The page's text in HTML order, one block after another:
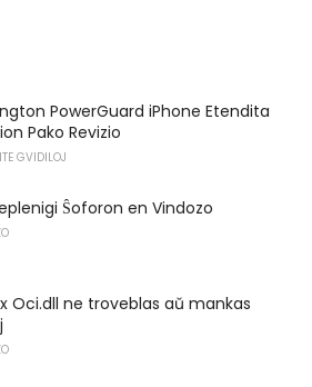
PowerGuard iPhone Etendita
Pako Revizio
GVIDILOJ
Ŝoforon en Vindozo
Oci.dll ne troveblas aŭ mankas